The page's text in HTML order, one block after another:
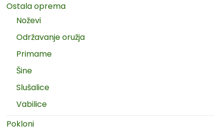
Ostala oprema
Noževi
Održavanje oružja
Primame
Šine
Slušalice
Vabilice
Pokloni